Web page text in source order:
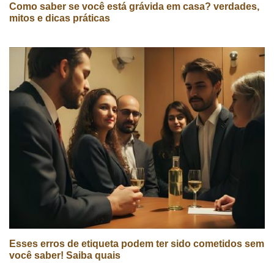
Como saber se você está grávida em casa? verdades,
mitos e dicas práticas
Esses erros de etiqueta podem ter sido cometidos sem
você saber! Saiba quais